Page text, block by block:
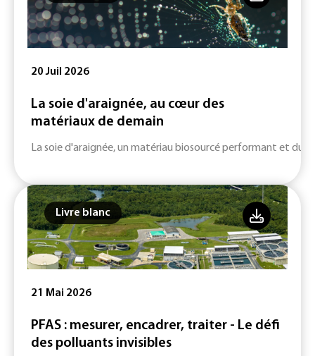
20 Juil 2026
La soie d'araignée, au cœur des
matériaux de demain
La soie d'araignée, un matériau biosourcé performant et
Livre blanc
21 Mai 2026
PFAS : mesurer, encadrer, traiter - Le défi
des polluants invisibles